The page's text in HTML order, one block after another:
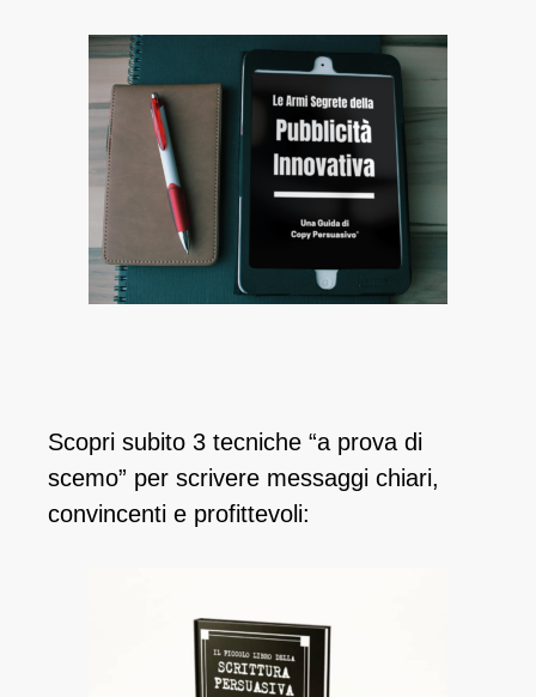
Scopri subito 3 tecniche “a prova di
scemo” per scrivere messaggi chiari,
convincenti e profittevoli: